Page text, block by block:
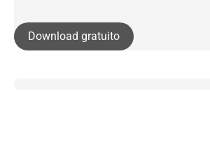
Download gratuito